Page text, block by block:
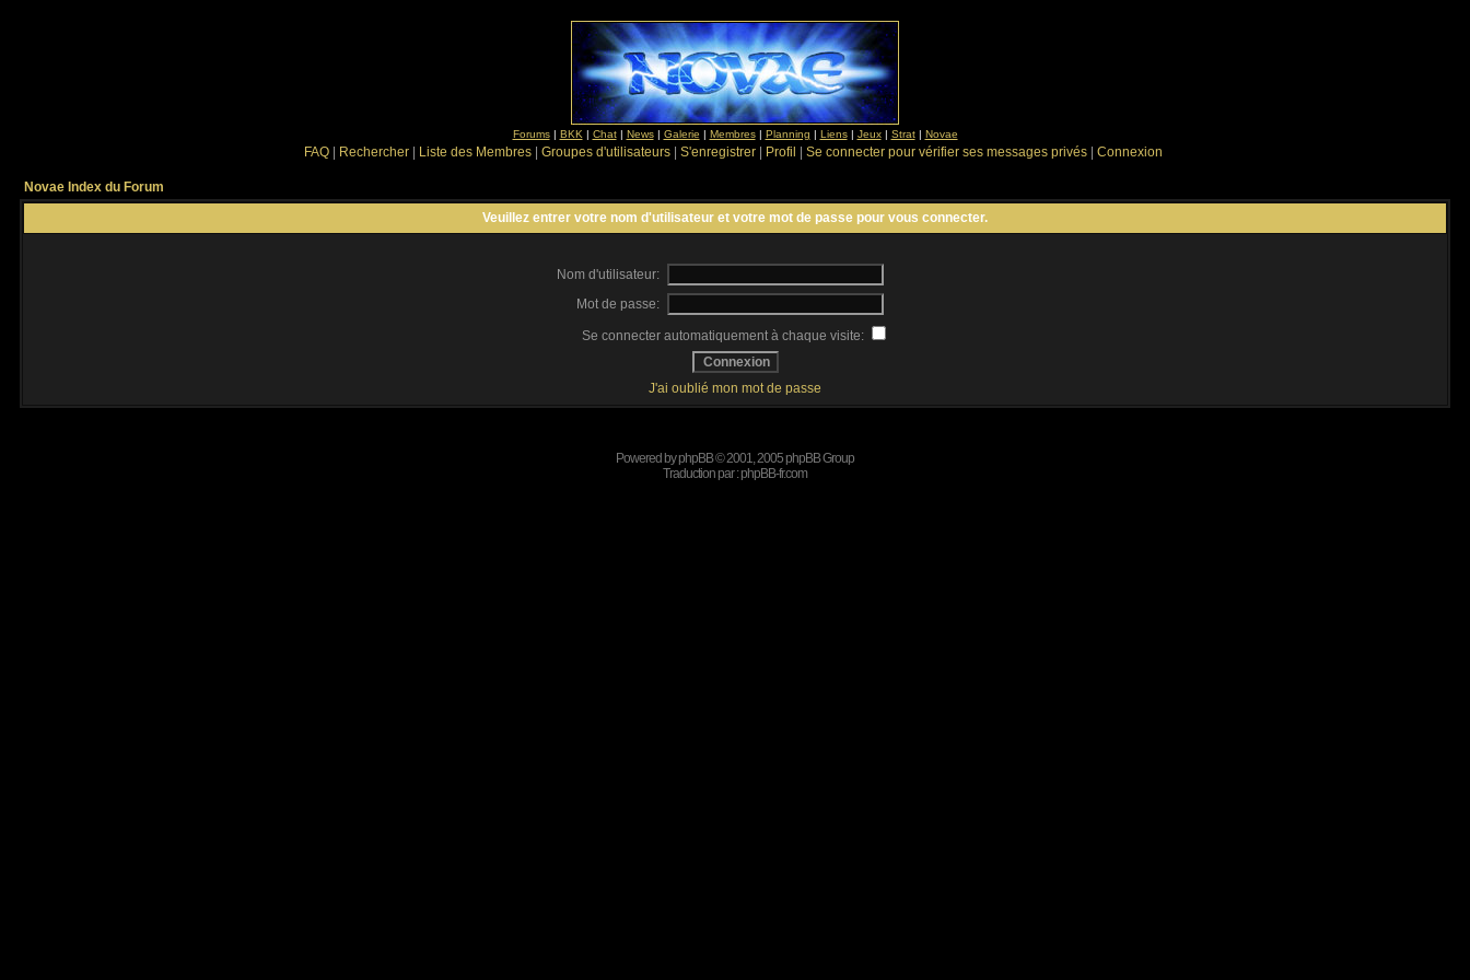
Forums| BKK | Chat| News| Galerie | Membres| Planning | Liens| Jeux| Strat| Novae
FAQ Rechercher Liste des Membres Groupes d'utilisateurs S'enregistrer Profil Se connecter pour vérifier ses messages privés Connexion
Novae Index du Forum
Veuillez entrer votre nom d'utilisateur et votre mot de passe pour vous connecter.
Nom d'utilisateur:
Mot de passe:
Se connecter automatiquement à chaque visite:
J'ai oublié mon mot de passe
Powered byphpBB© 2001, 2005 phpBB Group
Traduction par :phpBB-fr.com